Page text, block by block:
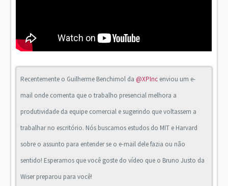
Recentemente o Guilherme Benchimol da @XPInc enviou um e-
mail onde comenta que o trabalho presencial melhora a
produtividade da equipe comercial e sugerindo que voltassem a
trabalhar no escritório. Nós buscamos estudos do MIT e Harvard
sobre o assunto para entender se o e-mail dele fazia ou não
sentido! Esperamos que você goste do vídeo que o Bruno Justo da
Wiser preparou para você!